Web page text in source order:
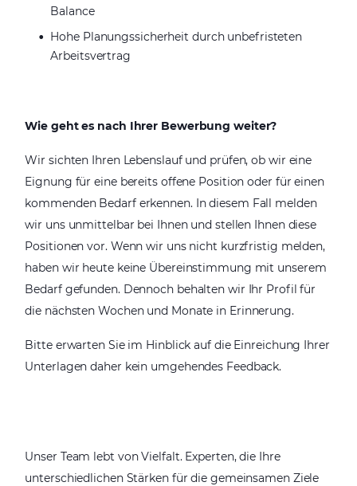
Balance
Hohe Planungssicherheit durch unbefristeten
Arbeitsvertrag
Wie geht es nach Ihrer Bewerbung weiter?
Wir sichten Ihren Lebenslauf und prüfen, ob wir eine
Eignung für eine bereits offene Position oder für einen
kommenden Bedarf erkennen. In diesem Fall melden
wir uns unmittelbar bei Ihnen und stellen Ihnen diese
Positionen vor. Wenn wir uns nicht kurzfristig melden,
haben wir heute keine Übereinstimmung mit unserem
Bedarf gefunden. Dennoch behalten wir Ihr Profil für
die nächsten Wochen und Monate in Erinnerung.
Bitte erwarten Sie im Hinblick auf die Einreichung Ihrer
Unterlagen daher kein umgehendes Feedback.
Unser Team lebt von Vielfalt. Experten, die Ihre
unterschiedlichen Stärken für die gemeinsamen Ziele